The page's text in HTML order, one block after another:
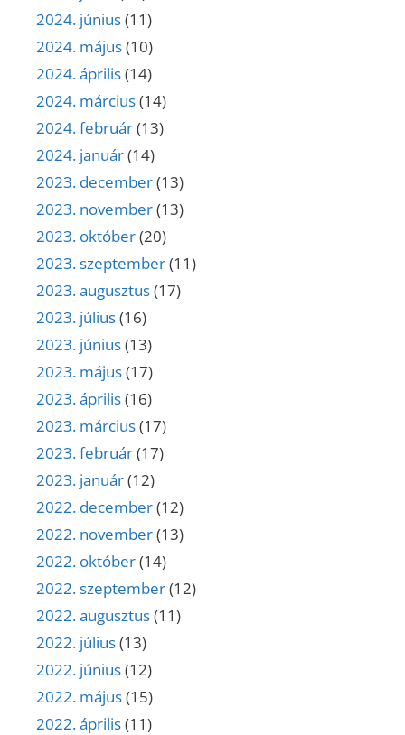
2024. június(11)
2024. május(10)
2024. április(14)
2024. március(14)
2024. február(13)
2024. január(14)
2023. december(13)
2023. november(13)
2023. október(20)
2023. szeptember(11)
2023. augusztus(17)
2023. július(16)
2023. június(13)
2023. május(17)
2023. április(16)
2023. március(17)
2023. február(17)
2023. január(12)
2022. december(12)
2022. november(13)
2022. október(14)
2022. szeptember(12)
2022. augusztus(11)
2022. július(13)
2022. június(12)
2022. május(15)
2022. április(11)